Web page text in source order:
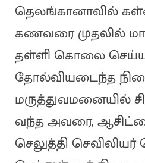
தெலங்கானாவில்
கணவரை முதலில்
தள்ளி கொலை செய்ய
தோல்வியடைந்த
மருத்துவமனையில்
வந்த அவரை,
செலுத்தி